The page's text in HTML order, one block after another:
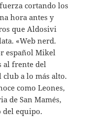
cortando los
hora antes y
que Aldosivi
«Web nerd.
español Mikel
al frente del
a lo más alto.
como Leones,
de San Mamés,
del equipo.